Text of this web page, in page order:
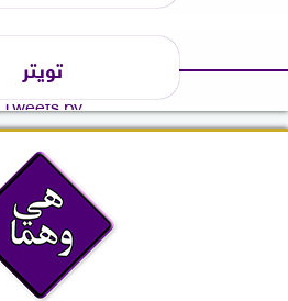
تويتر
Tweets by